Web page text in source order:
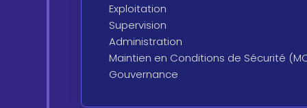
Exploitation
Supervision
Administration
Maintien en Conditions de Sécurité
Gouvernance